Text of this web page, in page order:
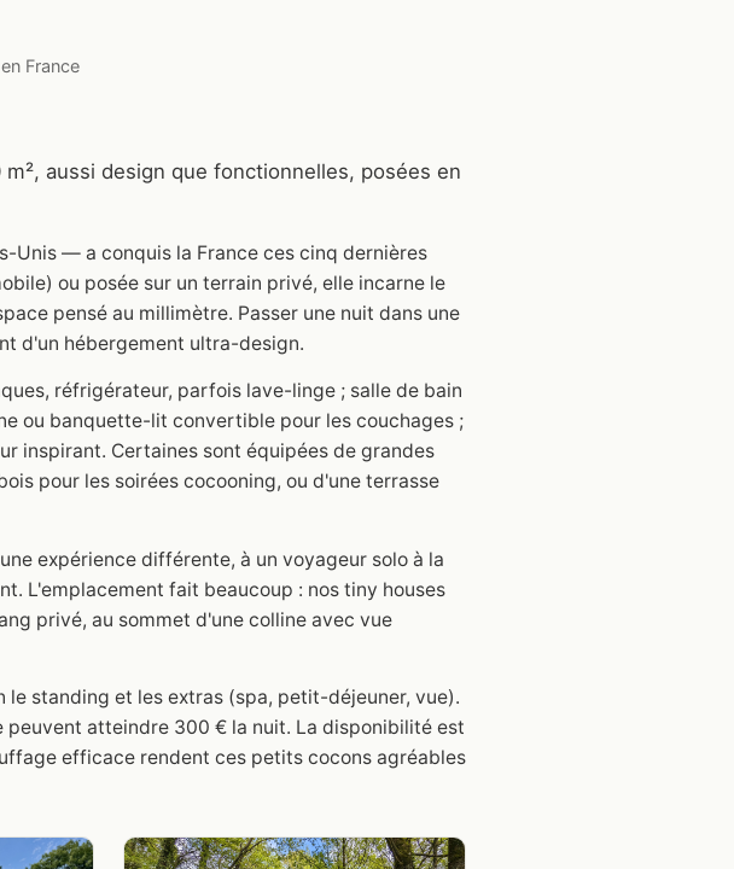
France
aussi design que fonctionnelles, posées en
Unis — a conquis la France ces cinq dernières
ou posée sur un terrain privé, elle incarne le
pensé au millimètre. Passer une nuit dans une
d'un hébergement ultra-design.
réfrigérateur, parfois lave-linge ; salle de bain
ou banquette-lit convertible pour les couchages ;
inspirant. Certaines sont équipées de grandes
pour les soirées cocooning, ou d'une terrasse
expérience différente, à un voyageur solo à la
L'emplacement fait beaucoup : nos tiny houses
privé, au sommet d'une colline avec vue
standing et les extras (spa, petit-déjeuner, vue).
atteindre 300 € la nuit. La disponibilité est
efficace rendent ces petits cocons agréables